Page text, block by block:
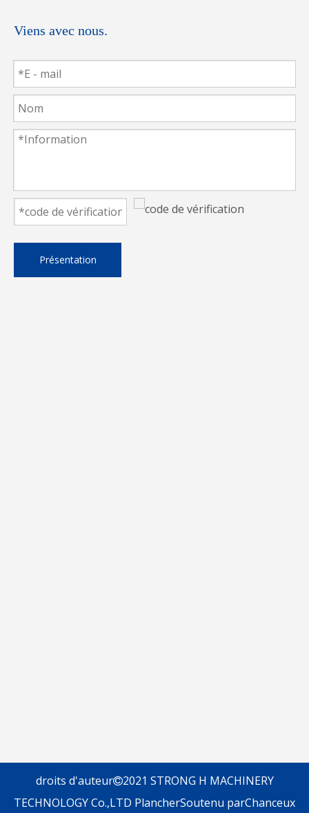
Viens avec nous.
Présentation
droits d'auteur2021 STRONG H MACHINERY
TECHNOLOGY Co.,LTD PlancherSoutenu parChanceux